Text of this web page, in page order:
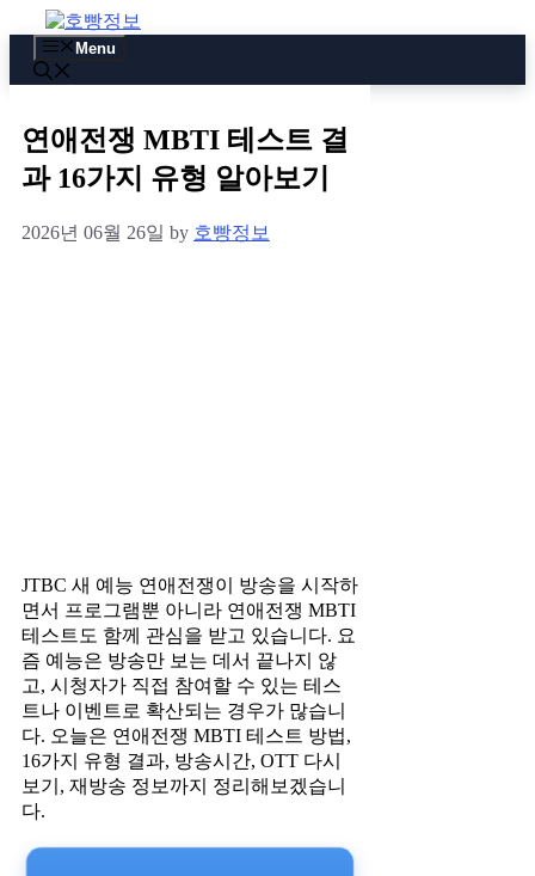
to
content
Menu
연애전쟁 MBTI 테스트 결
과 16가지 유형 알아보기
2026년 06월 26일 by 호빵정보
JTBC 새 예능 연애전쟁이 방송을 시작하
면서 프로그램뿐 아니라 연애전쟁 MBTI
테스트도 함께 관심을 받고 있습니다. 요
즘 예능은 방송만 보는 데서 끝나지 않
고, 시청자가 직접 참여할 수 있는 테스
트나 이벤트로 확산되는 경우가 많습니
다. 오늘은 연애전쟁 MBTI 테스트 방법,
16가지 유형 결과, 방송시간, OTT 다시
보기, 재방송 정보까지 정리해보겠습니
다.